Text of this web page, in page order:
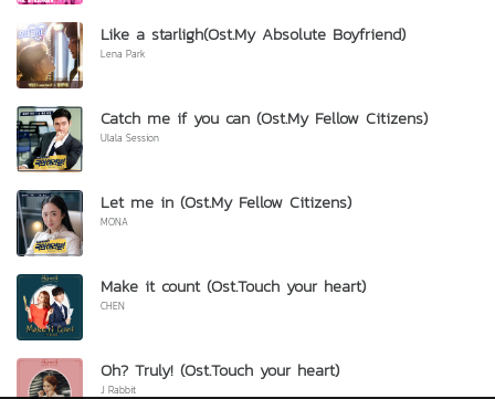
Like a starligh(Ost.My Absolute Boyfriend)
Lena Park
Catch me if you can (Ost.My Fellow Citizens)
Ulala Session
Let me in (Ost.My Fellow Citizens)
MONA
Make it count (Ost.Touch your heart)
CHEN
Oh? Truly! (Ost.Touch your heart)
J Rabbit